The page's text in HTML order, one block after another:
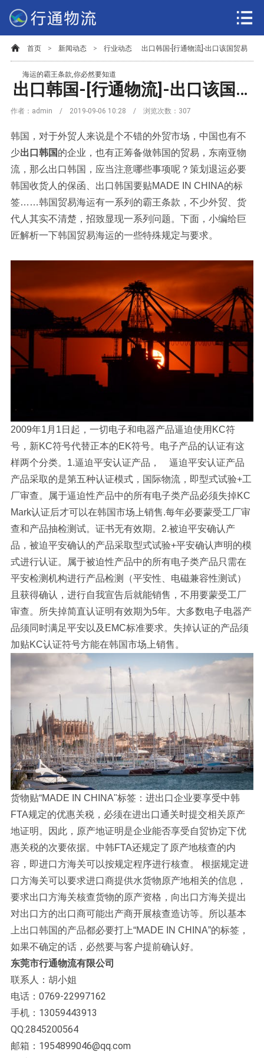
首页 > 新闻动态 > 行业动态 出口韩国-[行通物流]-出口该国贸易
海运的霸王条款,你必然要知道
出口韩国-[行通物流]-出口该国贸易海运的霸王条款,你必然要知道
作者：admin / 2019-09-06 10:28 / 浏览次数： 307
韩国，对于外贸人来说是个不错的外贸市场，中国也有不
少出口韩国的企业，也有正筹备做韩国的贸易，东南亚物
流，那么出口韩国，应当注意哪些事项呢？策划退运必要
韩国收货人的保函、出口韩国要贴MADE IN CHINA的标
签……韩国贸易海运有一系列的霸王条款，不少外贸、货
代人其实不清楚，招致显现一系列问题。下面，小编给巨
匠解析一下韩国贸易海运的一些特殊规定与要求。
2009年1月1日起，一切电子和电器产品逼迫使用KC符
号，新KC符号代替正本的EK符号。电子产品的认证有这
样两个分类。1.逼迫平安认证产品， 逼迫平安认证产品
产品采取的是第五种认证模式，国际物流，即型式试验+工
厂审查。属于逼迫性产品中的所有电子类产品必须失掉KC
Mark认证后才可以在韩国市场上销售.每年必要蒙受工厂审
查和产品抽检测试。证书无有效期。2.被迫平安确认产
品，被迫平安确认的产品采取型式试验+平安确认声明的模
式进行认证。属于被迫性产品中的所有电子类产品只需在
平安检测机构进行产品检测（平安性、电磁兼容性测试）
且获得确认，进行自我宣告后就能销售，不用要蒙受工厂
审查。所失掉简直认证明有效期为5年。大多数电子电器产
品须同时满足平安以及EMC标准要求。失掉认证的产品须
加贴KC认证符号方能在韩国市场上销售。
货物贴“MADE IN CHINA"标签：进出口企业要享受中韩
FTA规定的优惠关税，必须在进出口通关时提交相关原产
地证明。因此，原产地证明是企业能否享受自贸协定下优
惠关税的次要依据。中韩FTA还规定了原产地核查的内
容，即进口方海关可以按规定程序进行核查。 根据规定进
口方海关可以要求进口商提供水货物原产地相关的信息，
要求出口方海关核查货物的原产资格，向出口方海关提出
对出口方的出口商可能出产商开展核查造访等。所以基本
上出口韩国的产品都必要打上“MADE IN CHINA”的标签，
如果不确定的话，必然要与客户提前确认好。
东莞市行通物流有限公司
联系人：胡小姐
电话：0769-22997162
手机：13059443913
QQ:2845200564
邮箱：1954899046@qq.com